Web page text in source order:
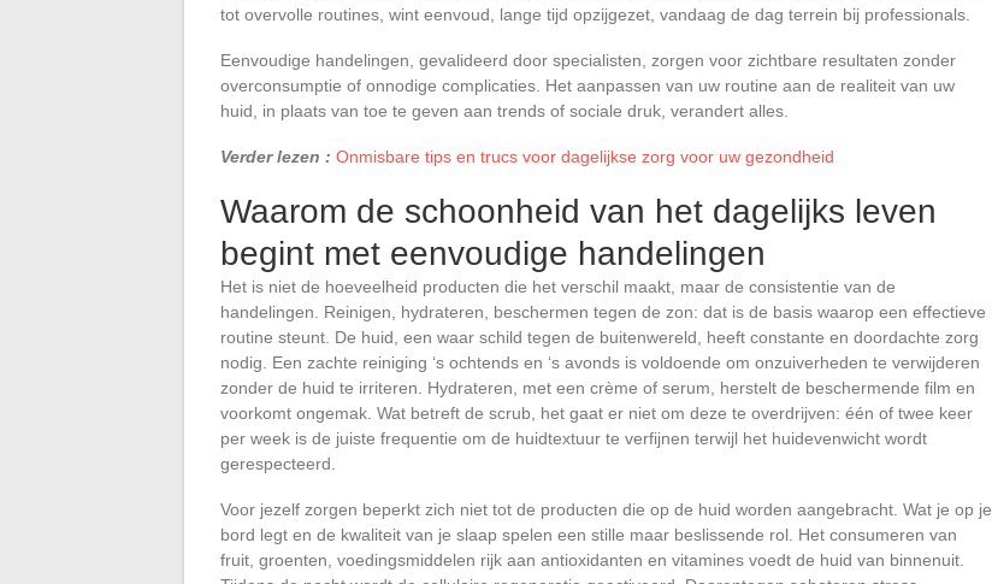
tot overvolle routines, wint eenvoud, lange tijd opzijgezet, vandaag de dag terrein bij professionals.
Eenvoudige handelingen, gevalideerd door specialisten, zorgen voor zichtbare resultaten zonder
overconsumptie of onnodige complicaties. Het aanpassen van uw routine aan de realiteit van uw
huid, in plaats van toe te geven aan trends of sociale druk, verandert alles.
Verder lezen : Onmisbare tips en trucs voor dagelijkse zorg voor uw gezondheid
Waarom de schoonheid van het dagelijks leven
begint met eenvoudige handelingen
Het is niet de hoeveelheid producten die het verschil maakt, maar de consistentie van de
handelingen. Reinigen, hydrateren, beschermen tegen de zon: dat is de basis waarop een effectieve
routine steunt. De huid, een waar schild tegen de buitenwereld, heeft constante en doordachte zorg
nodig. Een zachte reiniging ‘s ochtends en ‘s avonds is voldoende om onzuiverheden te verwijderen
zonder de huid te irriteren. Hydrateren, met een crème of serum, herstelt de beschermende film en
voorkomt ongemak. Wat betreft de scrub, het gaat er niet om deze te overdrijven: één of twee keer
per week is de juiste frequentie om de huidtextuur te verfijnen terwijl het huidevenwicht wordt
gerespecteerd.
Voor jezelf zorgen beperkt zich niet tot de producten die op de huid worden aangebracht. Wat je op je
bord legt en de kwaliteit van je slaap spelen een stille maar beslissende rol. Het consumeren van
fruit, groenten, voedingsmiddelen rijk aan antioxidanten en vitamines voedt de huid van binnenuit.